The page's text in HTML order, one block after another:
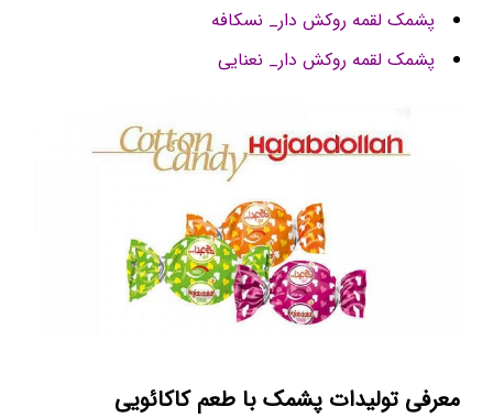
پشمک لقمه روکش دار_ نسکافه
پشمک لقمه روکش دار_ نعنایی
معرفی تولیدات پشمک با طعم کاکائویی